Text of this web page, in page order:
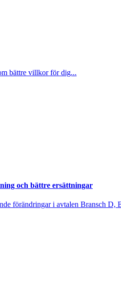
bättre villkor för dig...
och bättre ersättningar
förändringar i avtalen Bransch D,